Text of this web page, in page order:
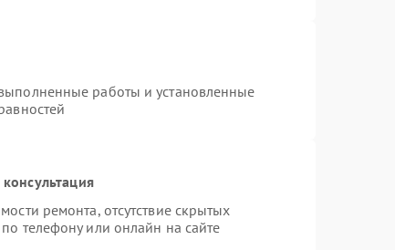
работы и установленные
ремонта, отсутствие скрытых
телефону или онлайн на сайте